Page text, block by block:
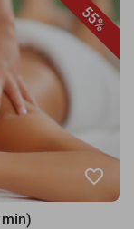
55%
favorite_border